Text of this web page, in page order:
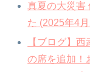
真夏の大災害
た (2025年4
【ブログ】
の席を追加！